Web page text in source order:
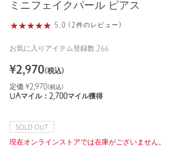
ミニフェイクパール ピアス
5.0 (2件のレビュー)
お気に入りアイテム登録数 266
¥2,970(税込)
定価 ¥2,970(税込)
UAマイル： 2,700マイル獲得
SOLD OUT
現在オンラインストアでは在庫がございません。